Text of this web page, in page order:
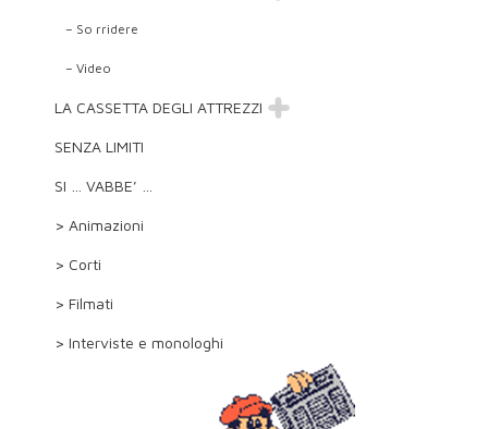
– So rridere
– Video
LA CASSETTA DEGLI ATTREZZI
SENZA LIMITI
SI … VABBE’ …
> Animazioni
> Corti
> Filmati
> Interviste e monologhi